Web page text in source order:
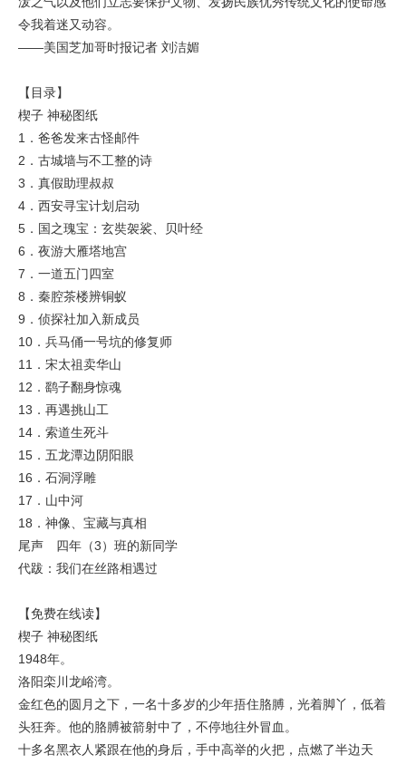
令我着迷又动容。
——美国芝加哥时报记者 刘洁媚
【目录】
楔子 神秘图纸
1．爸爸发来古怪邮件
2．古城墙与不工整的诗
3．真假助理叔叔
4．西安寻宝计划启动
5．国之瑰宝：玄奘袈裟、贝叶经
6．夜游大雁塔地宫
7．一道五门四室
8．秦腔茶楼辨铜蚁
9．侦探社加入新成员
10．兵马俑一号坑的修复师
11．宋太祖卖华山
12．鹞子翻身惊魂
13．再遇挑山工
14．索道生死斗
15．五龙潭边阴阳眼
16．石洞浮雕
17．山中河
18．神像、宝藏与真相
尾声 四年（3）班的新同学
代跋：我们在丝路相遇过
【免费在线读】
楔子 神秘图纸
1948年。
洛阳栾川龙峪湾。
金红色的圆月之下，一名十多岁的少年捂住胳膊，光着脚丫，低着
头狂奔。他的胳膊被箭射中了，不停地往外冒血。
十多名黑衣人紧跟在他的身后，手中高举的火把，点燃了半边天